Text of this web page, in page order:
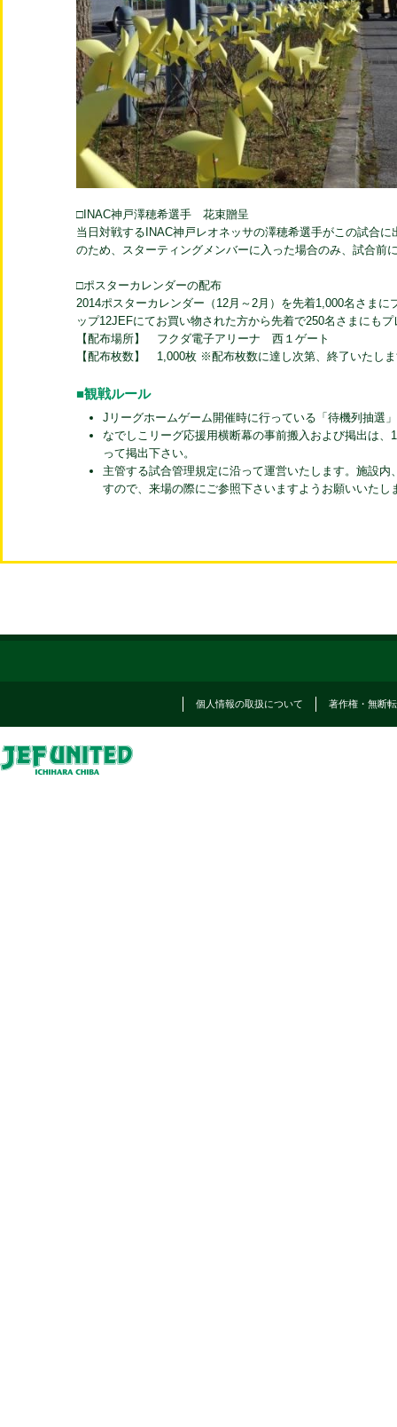
□INAC神戸澤穂希選手 花束贈呈
当日対戦するINAC神戸レオネッサの澤穂希選手がこの試合
のため、スターティングメンバーに入った場合のみ、試合前
□ポスターカレンダーの配布
2014ポスターカレンダー（12月～2月）を先着1,000名さま
ップ12JEFにてお買い物された方から先着で250名さまにも
【配布場所】 フクダ電子アリーナ 西１ゲート
【配布枚数】 1,000枚 ※配布枚数に達し次第、終了いたし
■観戦ルール
Jリーグホームゲーム開催時に行っている「待機列抽選
なでしこリーグ応援用横断幕の事前搬入および掲出は
って掲出下さい。
主管する試合管理規定に沿って運営いたします。施設
すので、来場の際にご参照下さいますようお願いいたし
個人情報の取扱について 著作権・無断